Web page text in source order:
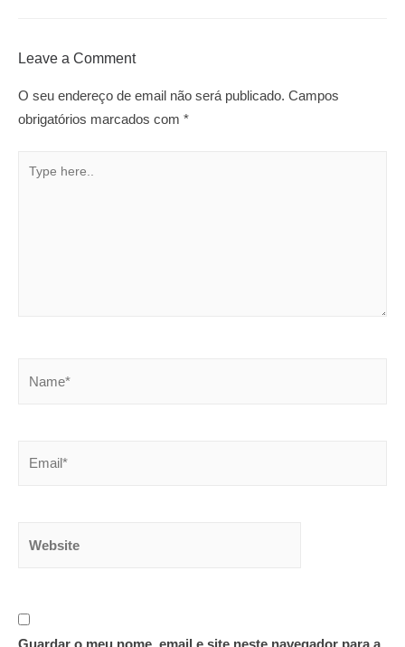
artigos
Leave a Comment
O seu endereço de email não será publicado. Campos
obrigatórios marcados com *
here..
Guardar o meu nome, email e site neste navegador para a